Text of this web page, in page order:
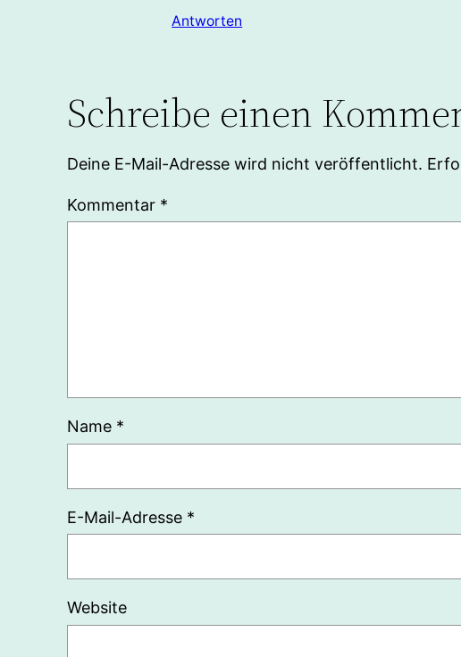
Antworten
Schreibe einen
Deine E-Mail-Adresse wird nicht veröffentlicht.
Kommentar *
Name *
E-Mail-Adresse *
Website